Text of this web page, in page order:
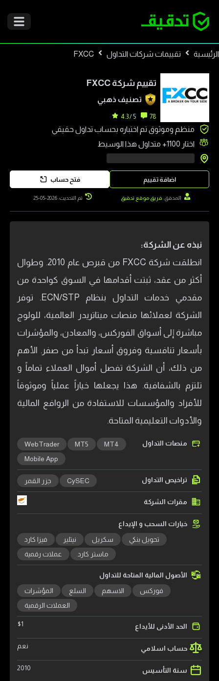
الرئيسية تقييمات شركات التداول FXCC
تقييم شركة FXCC
تصنيف ذهبي
78
5 / 4.3
منظم وموثوق تم اختباره بحساب تداول حقيقي
اختار 1100+ متداول هذا الوسيط
فتح حساب اضافة تقييم
المدقق: فريق موقع تدقيق تم التحديث: 2026-05-25
نبذه عن الشركة:
انطلقت شركة FXCC من قبرص عام 2010. وطوال
أكثر من عقد، ثبتت أقدامها في السوق كواحدة من
مقدمي خدمات التداول بنظام ECN/STP. توفر
الشركة لعملائها منصات ميتاتريدر العالمية، للولوج
مباشرة إلى أسواق الفوركس، والمعادن، والمؤشرات
بأسعار تنافسية وفروق أسعار تبدأ من صفر. الأهم
من ذلك، أن الشركة تفصل أموال العملاء تماماً و
تلتزم بالشفافية. هذا يجعلها خياراً عملياً وموثوقاً
للأفراد والمؤسسات للاستفادة من الروافع المالية
والأدوات التعليمية المتاحة.
منصات التداول MT4
MT5
WebTrader
Mobile App
تراخيص التداول CySEC جزر القمر
مقرات الشركة
خيارات السحب و الإيداع
تحويل بنكي سكريل نيتلير
فيزا كارد
ماستر كارد
عملات رقمية
الأصول المالية المتاحة للتداول
فوركس الاسهم السلع
المؤشرات
العملات الرقمية
الحد الأدنى للأيداع $1
حساب اسلامي نعم
سنة التأسيس 2010